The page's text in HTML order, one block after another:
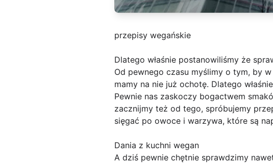
przepisy wegańskie
Dlatego właśnie postanowiliśmy że
Od pewnego czasu myślimy o tym, by
mamy na nie już ochotę. Dlatego
Pewnie nas zaskoczy bogactwem
zacznijmy też od tego, spróbujemy
sięgać po owoce i warzywa, które są
Dania z kuchni wegan
A dziś pewnie chętnie sprawdzimy